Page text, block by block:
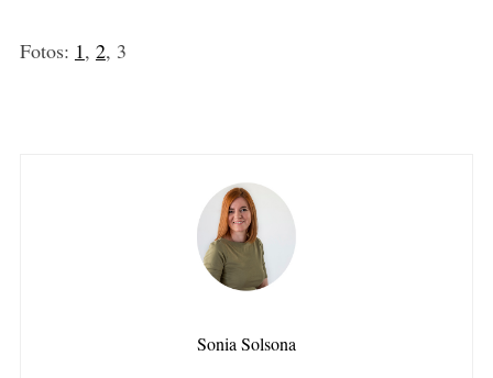
Fotos: 1, 2, 3
Sonia Solsona